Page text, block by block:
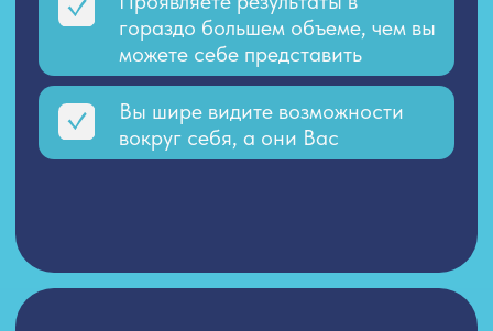
Использование в медитациях геоматрицы
конкретной чакры (расчет делает мастер
ТМСР через Вашу дату рождения)
Каждая чакра
у человека имеет
свою числовую янтру